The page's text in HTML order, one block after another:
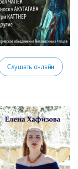
Слушать онлайн